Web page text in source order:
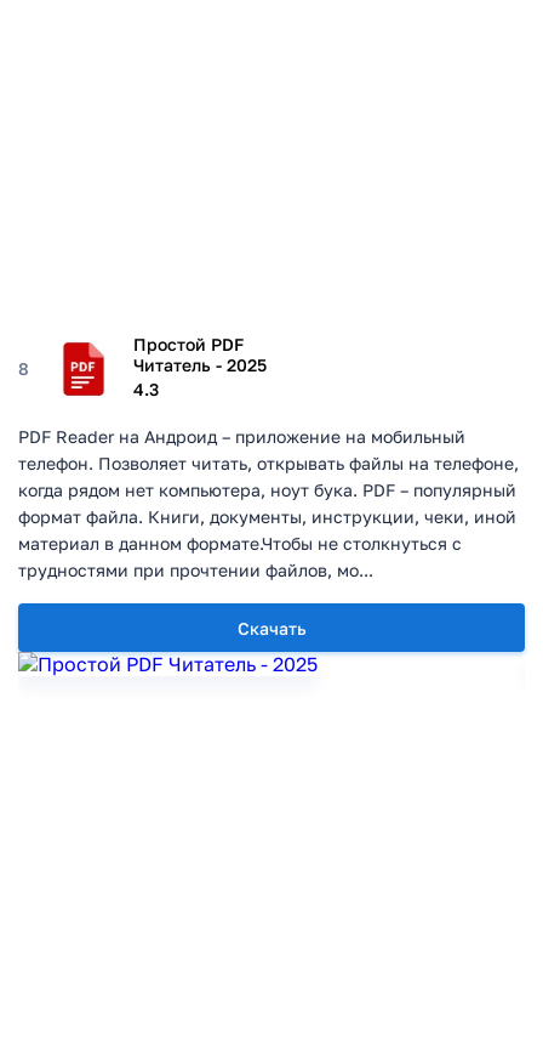
8
Простой PDF
Читатель - 2025
4.3
Скачать
PDF Reader на Андроид – приложение на мобильный
телефон. Позволяет читать, открывать файлы на телефоне,
когда рядом нет компьютера, ноут бука. PDF – популярный
формат файла. Книги, документы, инструкции, чеки, иной
материал в данном формате.Чтобы не столкнуться с
трудностями при прочтении файлов, мо...